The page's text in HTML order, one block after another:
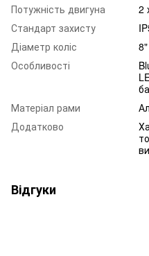
Потужність двигуна
2
Стандарт захисту
Діаметр коліс
Особливості
Матеріал рами
Додатково
Відгуки